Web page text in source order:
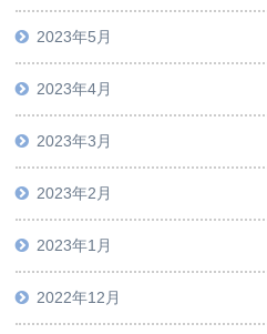
2023年5月
2023年4月
2023年3月
2023年2月
2023年1月
2022年12月